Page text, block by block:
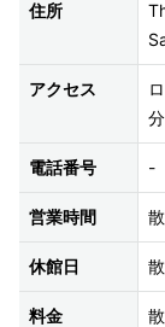
住所
アクセス
分
電話番号 -
営業時間
休館日
料金